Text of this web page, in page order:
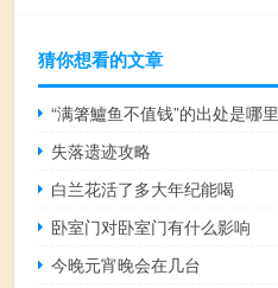
猜你想看的文章
“满箸鱸鱼不值钱”的出处是哪里
失落遗迹攻略
白兰花活了多大年纪能喝
卧室门对卧室门有什么影响
今晚元宵晚会在几台